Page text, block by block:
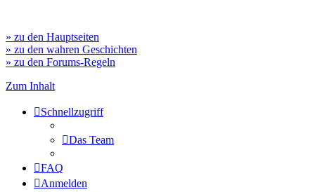
» zu den Hauptseiten
» zu den wahren Geschichten
» zu den Forums-Regeln
Zum Inhalt
Schnellzugriff
Das Team
FAQ
Anmelden